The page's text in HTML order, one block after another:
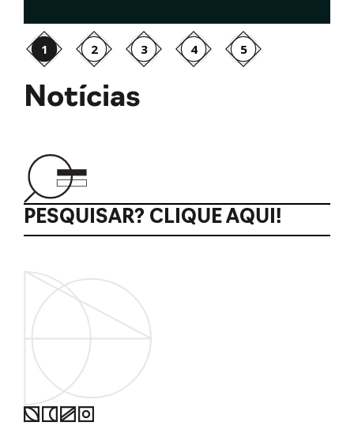
1 2 3 4 5
Notícias
PESQUISAR? CLIQUE AQUI!